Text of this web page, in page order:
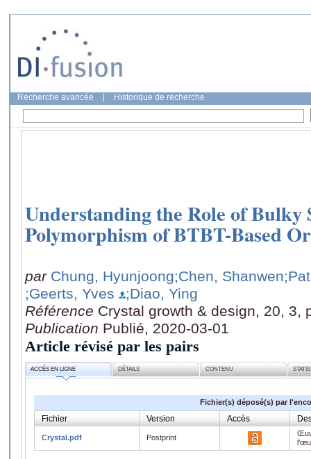
Recherche avancée Historique de recherche
Understanding the Role of Bulky
Polymorphism of BTBT-Based
par Chung, Hyunjoong;Chen, Shanwen
;Geerts, Yves
;Diao, Ying
Référence Crystal growth & design, 20, 3,
Publication Publié, 2020-03-01
Article révisé par les pairs
ACCÈS EN LIGNE DÉTAILS CONTENU
Fichier(s) déposé(s) par
Fichier Version Accès
Crystal.pdf Postprint